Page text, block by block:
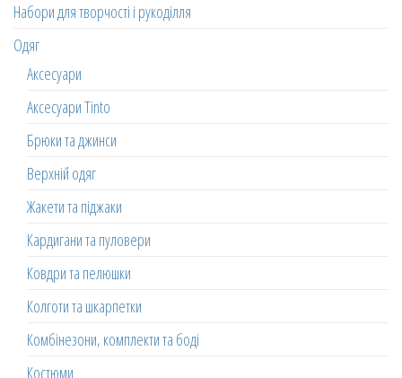
Набори для творчості і рукоділля
Одяг
Аксесуари
Аксесуари Tinto
Брюки та джинси
Верхній одяг
Жакети та піджаки
Кардигани та пуловери
Ковдри та пелюшки
Колготи та шкарпетки
Комбінезони, комплекти та боді
Костюми